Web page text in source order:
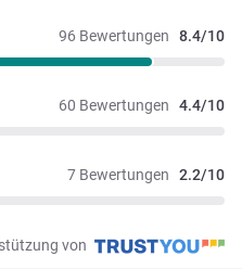
96 Bewertungen 8.4/10
60 Bewertungen 4.4/10
7 Bewertungen 2.2/10
von